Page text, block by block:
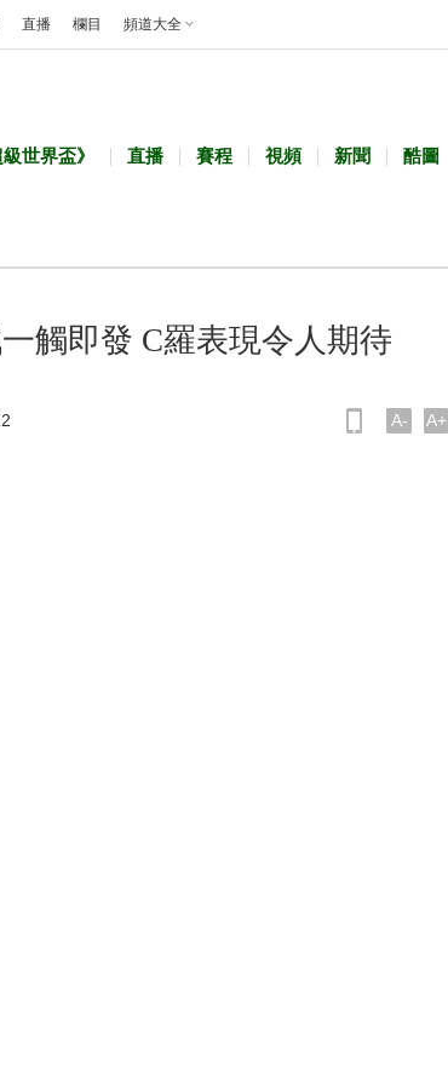
直播 欄目 頻道大全
級世界盃》 直播 賽程 視頻 新聞 酷圖
觸即發 C羅表現令人期待
A- A+